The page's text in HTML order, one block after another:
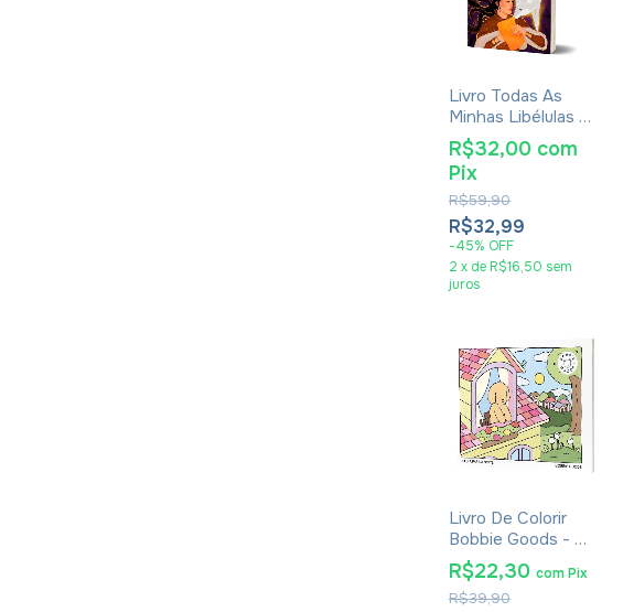
Livro Todas As
Minhas Libélulas -
Gabrielli Casseta
R$32,99
-45% OFF
R$59,90
R$32,00 com
Pix
2 x de R$16,50 sem
juros
Livro De Colorir
Bobbie Goods - Do
Dia Para A Noite
R$39,90
R$22,30 comPix